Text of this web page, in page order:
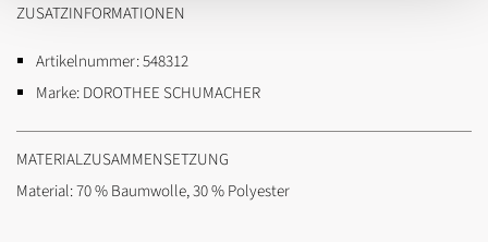
ZUSATZINFORMATIONEN
Artikelnummer:548312
Marke:DOROTHEE SCHUMACHER
MATERIALZUSAMMENSETZUNG
Material: 70 % Baumwolle, 30 % Polyester